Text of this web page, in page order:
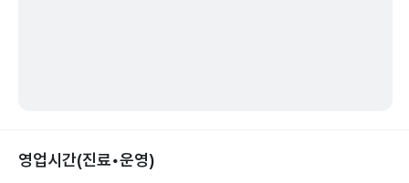
영업시간(진료•운영)